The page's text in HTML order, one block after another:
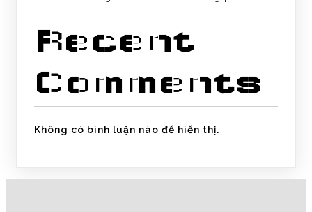
Recent
Comments
Không có bình luận nào để hiển thị.